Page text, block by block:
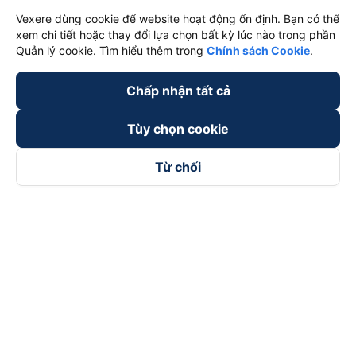
Vexere dùng cookie để website hoạt động ổn định. Bạn có thể
xem chi tiết hoặc thay đổi lựa chọn bất kỳ lúc nào trong phần
Quản lý cookie. Tìm hiểu thêm trong Chính sách Cookie.
Chấp nhận tất cả
Tùy chọn cookie
Từ chối